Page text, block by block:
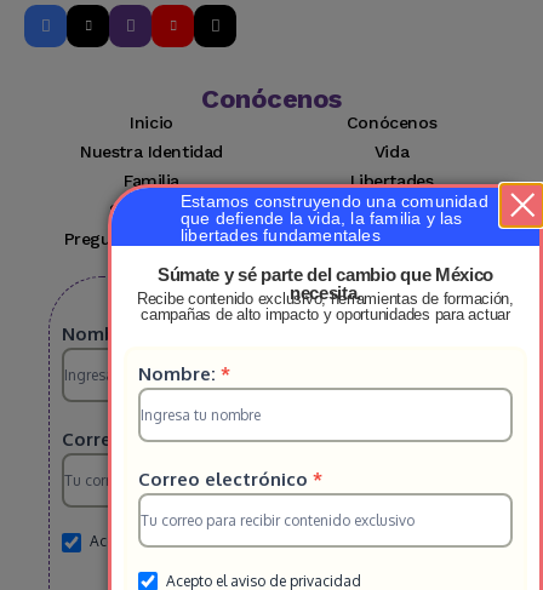
Conócenos
Inicio
Conócenos
Nuestra Identidad
Vida
Familia
Libertades
Suscríbete
Mi cuenta
Preguntas Frecuentes
Contacto
Suscribete a nuestro boletin
Suscripcion
HS
2025
Nombre:
Correo electrónico*
Acepto el aviso de privacidad
Estamos construyendo una comunidad
que defiende la vida, la familia y las
libertades fundamentales
Súmate y sé parte del cambio que México
necesita.
Recibe contenido exclusivo, herramientas de formación,
campañas de alto impacto y oportunidades para actuar
Suscripcion
HS
2025
Nombre: *
Correo electrónico *
Acepto el aviso de privacidad